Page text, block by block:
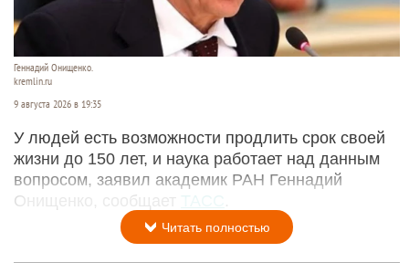
Геннадий Онищенко.
kremlin.ru
9 августа 2026 в 19:35
У людей есть возможности продлить срок своей
жизни до 150 лет, и наука работает над данным
вопросом, заявил академик РАН Геннадий
Онищенко, сообщает ТАСС
Читать полностью